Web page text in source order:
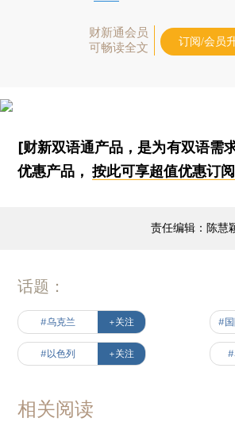
财新通会员
可畅读全文
订阅/会员
[财新双语通产品，是为有双语需
优惠产品，按此可享超值优惠订阅
责任编辑：陈慧
话题：
#乌克兰 +关注 #
#以色列 +关注 #
相关阅读